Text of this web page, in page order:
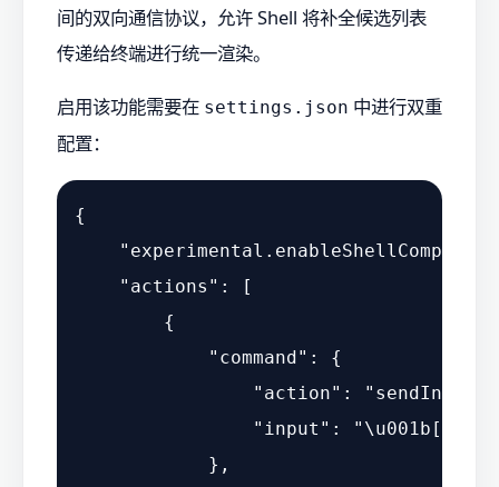
间的双向通信协议，允许 Shell 将补全候选列表
传递给终端进行统一渲染。
启用该功能需要在 settings.json 中进行双重
配置：
{
"actions" :
[
{
"command" :
{
"action" : "sendInput"
"input" :
"\u001b[24~b"
} ,